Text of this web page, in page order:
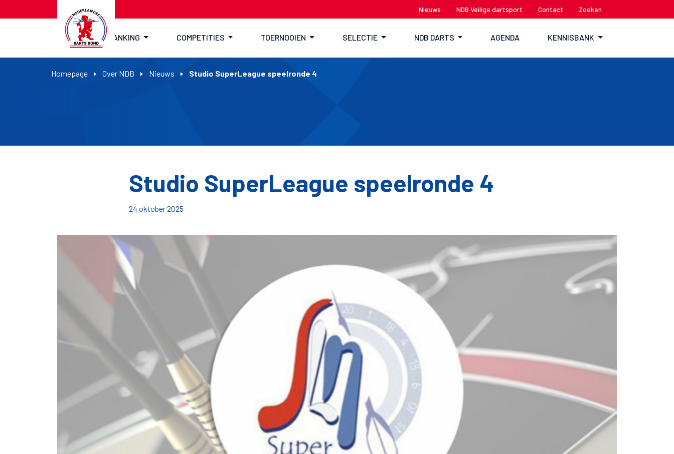
Nieuws NDB Veilige dartsport Contact Zoeken
RANKING COMPETITIES TOERNOOIEN SELECTIE NDB DARTS AGENDA KENNISBANK
Homepage Over NDB Nieuws Studio SuperLeague speelronde 4
Studio SuperLeague speelronde 4
24 oktober 2025